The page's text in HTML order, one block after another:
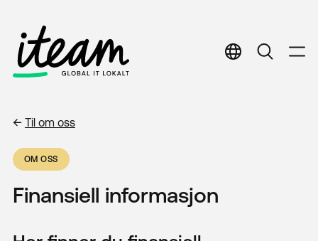
← Til om oss
OM OSS
Finansiell informasjon